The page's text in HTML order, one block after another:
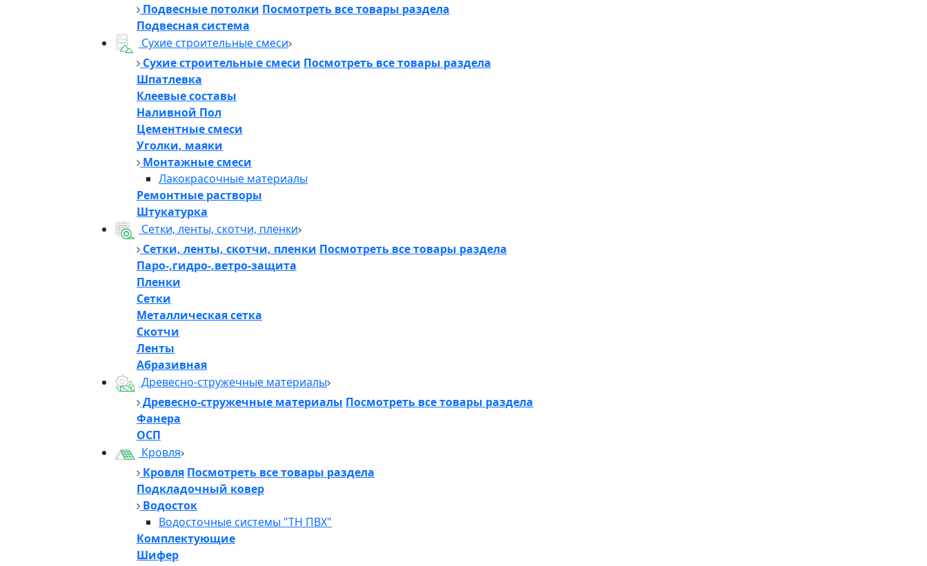
Подвесные потолки Посмотреть все товары раздела
Подвесная система
Сухие строительные смеси
Сухие строительные смеси Посмотреть все товары раздела
Шпатлевка
Клеевые составы
Наливной Пол
Цементные смеси
Уголки, маяки
Монтажные смеси
Лакокрасочные материалы
Ремонтные растворы
Штукатурка
Сетки, ленты, скотчи, пленки
Сетки, ленты, скотчи, пленки Посмотреть все товары раздела
Паро-,гидро-,ветро-защита
Пленки
Сетки
Металлическая сетка
Скотчи
Ленты
Абразивная
Древесно-стружечные материалы
Древесно-стружечные материалы Посмотреть все товары раздела
Фанера
ОСП
Кровля
Кровля Посмотреть все товары раздела
Подкладочный ковер
Водосток
Водосточные системы "ТН ПВХ"
Комплектующие
Шифер